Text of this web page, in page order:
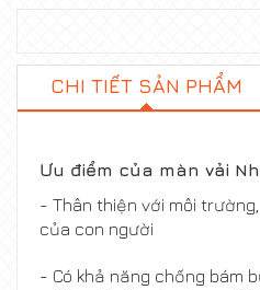
CHI TIẾT SẢN PHẨM
Ưu điểm của màn vải
- Thân thiện với môi
của con người
- Có khả năng chống bám